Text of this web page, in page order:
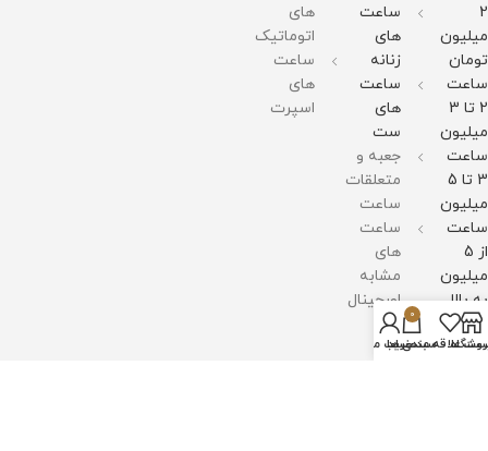
2
میلیون
تومان
ساعت
2 تا 3
میلیون
ساعت
3 تا 5
میلیون
ساعت
از 5
میلیون
به بالا
ساعت
های
زنانه
ساعت
های
ست
جعبه و
متعلقات
ساعت
ساعت
های
مشابه
اورجینال
های
اتوماتیک
ساعت
های
اسپرت
علاقه مندی ها
0
سبد خرید
حساب من